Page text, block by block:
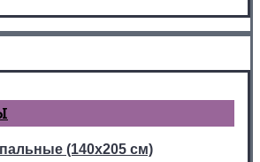
(140х205 см)